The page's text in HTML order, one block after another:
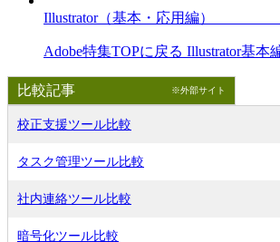
Illustrator（基本・応用
Adobe特集TOPに戻る Illustrator基
比較記事 ※外部サイト
校正支援ツール比較
タスク管理ツール比較
社内連絡ツール比較
暗号化ツール比較